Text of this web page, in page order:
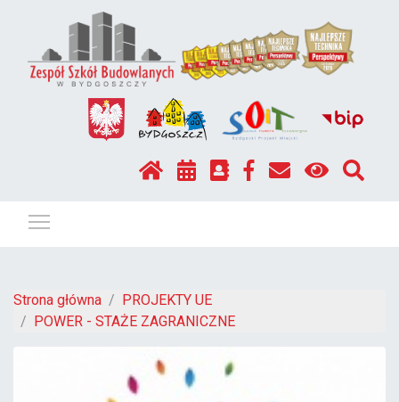
Strona główna
PROJEKTY UE
POWER - STAŻE ZAGRANICZNE